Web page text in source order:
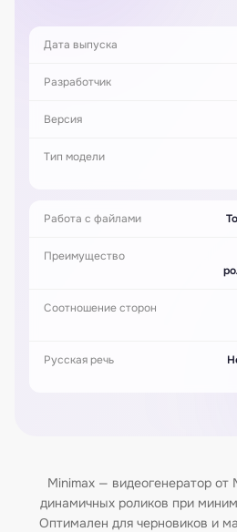
Дата выпуска
Разработчик
Версия
Тип модели
Работа с файлами
Преимущество
Соотношение сторон
Русская речь
Minimax — видеогенератор от
динамичных роликов при
Оптимален для черновиков и